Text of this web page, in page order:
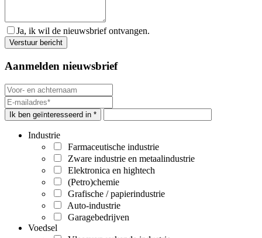
Ja, ik wil de nieuwsbrief ontvangen.
Aanmelden nieuwsbrief
Ik ben geïnteresseerd in *
Industrie
Farmaceutische industrie
Zware industrie en metaalindustrie
Elektronica en hightech
(Petro)chemie
Grafische / papierindustrie
Auto-industrie
Garagebedrijven
Voedsel